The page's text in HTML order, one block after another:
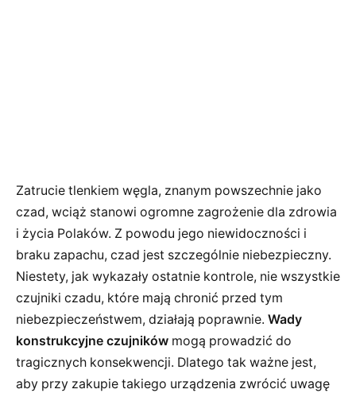
Zatrucie tlenkiem węgla, znanym powszechnie jako
czad, wciąż stanowi ogromne zagrożenie dla zdrowia
i życia Polaków. Z powodu jego niewidoczności i
braku zapachu, czad jest szczególnie niebezpieczny.
Niestety, jak wykazały ostatnie kontrole, nie wszystkie
czujniki czadu, które mają chronić przed tym
niebezpieczeństwem, działają poprawnie. Wady
konstrukcyjne czujników mogą prowadzić do
tragicznych konsekwencji. Dlatego tak ważne jest,
aby przy zakupie takiego urządzenia zwrócić uwagę